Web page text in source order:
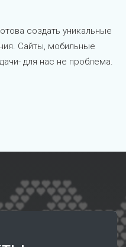
создать уникальные
Сайты, мобильные
для нас не проблема.